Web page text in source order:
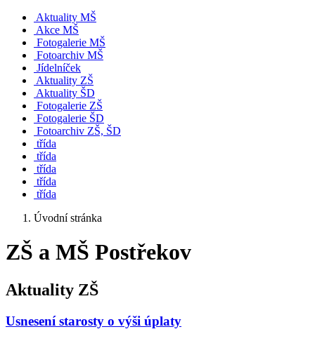
Aktuality MŠ
Akce MŠ
Fotogalerie MŠ
Fotoarchiv MŠ
Jídelníček
Aktuality ZŠ
Aktuality ŠD
Fotogalerie ZŠ
Fotogalerie ŠD
Fotoarchiv ZŠ, ŠD
třída
třída
třída
třída
třída
Úvodní stránka
ZŠ a MŠ Postřekov
Aktuality ZŠ
Usnesení starosty o výši úplaty